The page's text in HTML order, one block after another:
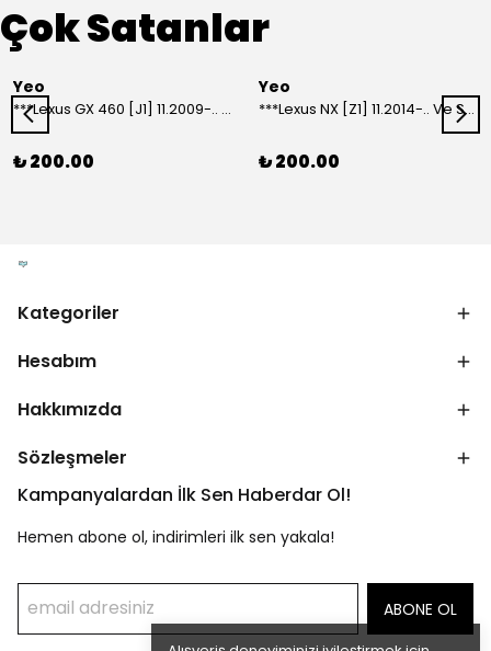
Çok Satanlar
Yeo
***Lexus GX 460 [J1] 11.2009-.. Ve Sonrası Model Yılları İçin Uyumlu Yeo Arka Silecek
₺ 200.00
Yeo
***Lexus NX [Z1] 11.2014-.. Ve Sonrası Model Yılları İçin Uyumlu Yeo Arka Silecek
₺ 200.00
Kategoriler
Hesabım
Hakkımızda
Sözleşmeler
Kampanyalardan İlk Sen Haberdar Ol!
Hemen abone ol, indirimleri ilk sen yakala!
ABONE OL